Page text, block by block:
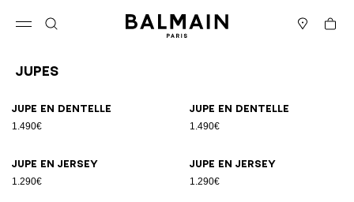
Panier
Jupes
Jupe en dentelle
1.490€
Jupe en dentelle
1.490€
Jupe en jersey
1.290€
Jupe en jersey
1.290€